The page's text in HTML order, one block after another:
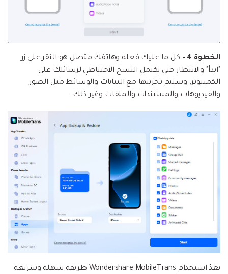
الخطوة 4 -
كل ما عليك فعله وهاتفك متصل هو النقر على زر
"ابدأ" والانتظار حتى يكتمل النسخ الاحتياطي لرسائلك على
الكمبيوتر، وسيتم تخزينها مع البيانات والوسائط مثل الصور
والفيديوهات والمستندات والملفات وغير ذلك.
يعدّ استخدام Wondershare MobileTrans طريقة سهلة وسريعة